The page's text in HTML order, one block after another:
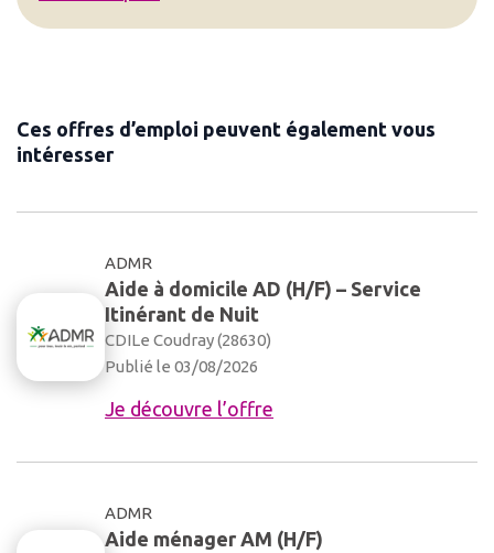
Ces offres d’emploi peuvent également vous
intéresser
ADMR
Aide à domicile AD (H/F) – Service
Itinérant de Nuit
CDILe Coudray (28630)
Publié le 03/08/2026
Je découvre l’offre
ADMR
Aide ménager AM (H/F)